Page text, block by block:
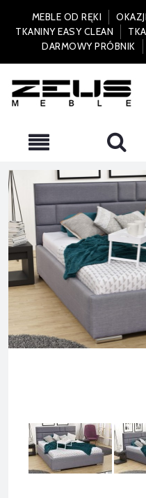
MEBLE OD RĘKI
TKANINY EASY CLEAN
DARMOWY PRÓBNIK